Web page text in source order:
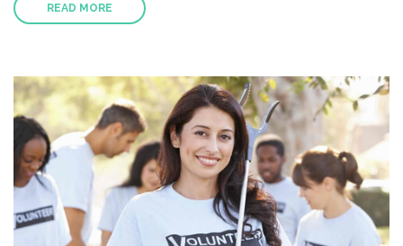
READ MORE